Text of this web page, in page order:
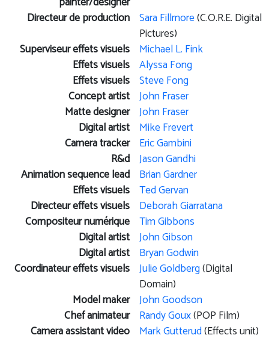
Directeur de production Sara Fillmore(C.O.R.E. Digital
Pictures)
Superviseur effets visuels Michael L. Fink
Effets visuels Alyssa Fong
Effets visuels Steve Fong
Concept artist John Fraser
Matte designer John Fraser
Digital artist Mike Frevert
Camera tracker Eric Gambini
R&d Jason Gandhi
Animation sequence lead Brian Gardner
Effets visuels Ted Gervan
Directeur effets visuels Deborah Giarratana
Compositeur numérique Tim Gibbons
Digital artist John Gibson
Digital artist Bryan Godwin
Coordinateur effets visuels Julie Goldberg(Digital
Domain)
Model maker John Goodson
Chef animateur Randy Goux(POP Film)
Camera assistant video Mark Gutterud(Effects unit)